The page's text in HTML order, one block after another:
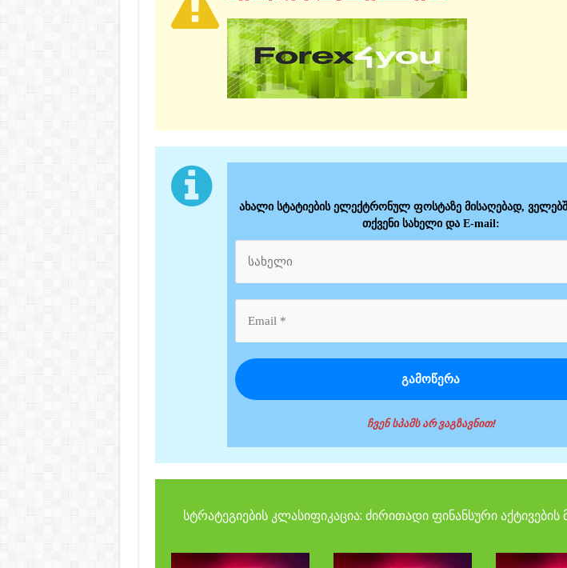
ახალი სტატიების ელექტრონულ ფოსტაზე მისაღებად,
თქვენი სახელი და E-mail:
ჩვენ სპამს არ ვაგზავნით!
სტრატეგიების კლასიფიკაცია: ძირითადი ფინანსური აქტივების